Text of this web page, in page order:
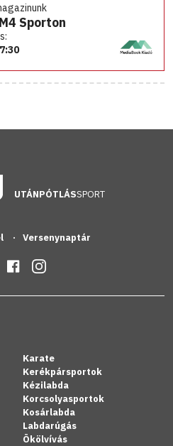
Sporton
UTÁNPÓTLÁSSPORT
Versenynaptár
Karate
Kerékpársportok
Kézilabda
Korcsolyasportok
Kosárlabda
Labdarúgás
Ökölvívás